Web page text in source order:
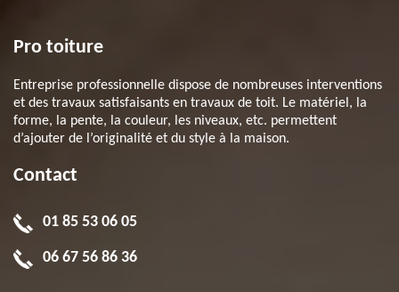
Pro toiture
Entreprise professionnelle dispose de nombreuses interventions
et des travaux satisfaisants en travaux de toit. Le matériel, la
forme, la pente, la couleur, les niveaux, etc. permettent
d’ajouter de l’originalité et du style à la maison.
Contact
01 85 53 06 05
06 67 56 86 36